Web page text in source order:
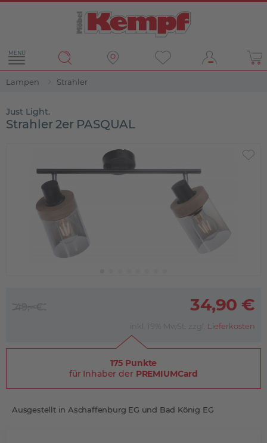
MENÜ
Lampen Strahler
Just Light.
Strahler 2er PASQUAL
34,90 €
49,- €
inkl. 19% MwSt. zzgl. Lieferkosten
175 Punkte
für Inhaber der PREMIUMCard
Ausgestellt in Aschaffenburg EG und Bad König EG